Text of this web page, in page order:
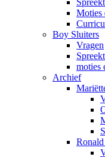
Moties
Boy Sluiters
Vragen
moties
Archief